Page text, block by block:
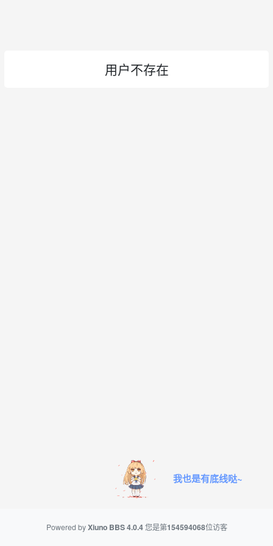
用户不存在
我也是有底线哒~
Powered byXiuno BBS4.0.4 您是第154594068位访客